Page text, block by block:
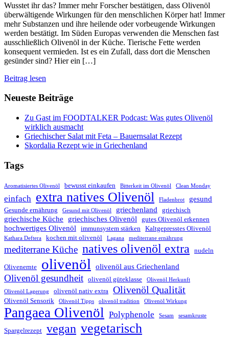
Wusstet ihr das? Immer mehr Forscher bestätigen, dass Olivenöl
überwältigende Wirkungen für den menschlichen Körper hat! Immer
mehr Substanzen und ihre heilende oder vorbeugende Wirkungen
werden bestätigt. Im Süden Europas verwenden die Menschen fast
ausschließlich Olivenöl in der Küche. Tierische Fette werden
konsequent vermieden. Ist es ein Zufall, dass dort die Menschen
gesünder sind? Hier ein […]
Beitrag lesen
Neueste Beiträge
Zu Gast im FOODTALKER Podcast: Was gutes Olivenöl
wirklich ausmacht
Griechischer Salat mit Feta – Bauernsalat Rezept
Skordalia Rezept wie in Griechenland
Tags
Aromatisiertes Olivenöl bewusst einkaufen Bitterkeit im Olivenöl Clean Monday
einfach extra natives Olivenöl Fladenbrot gesund
Gesunde ernährung Gesund mit Olivenöl griechenland griechisch
griechische Küche griechisches Olivenöl gutes Olivenöl erkennen
hochwertiges Olivenöl immunsystem stärken Kaltgepresstes Olivenöl
Kathara Deftera kochen mit olivenöl Lagana mediterrane ernährung
mediterrane Küche natives olivenöl extra nudeln
Olivenernte olivenöl olivenöl aus Griechenland
Olivenöl gesundheit olivenöl güteklasse Olivenöl Herkunft
Olivenöl Lagerung olivenöl nativ extra Olivenöl Qualität
Olivenöl Sensorik Olivenöl Tipps olivenöl tradition Olivenöl Wirkung
Pangaea Olivenöl Polyphenole Sesam sesamkruste
Spargelrezept vegan vegetarisch